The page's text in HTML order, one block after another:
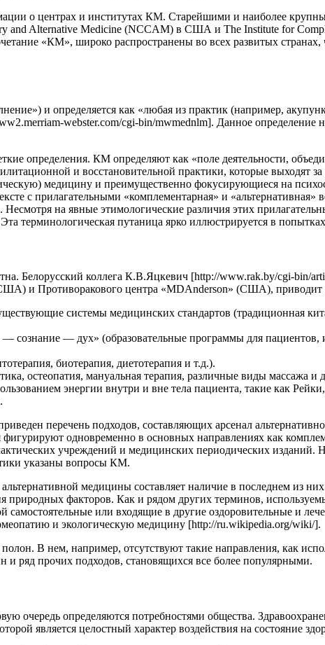
о центрах и институтах КМ. Старейшими и наиболее
and Alternative Medicine (NCCAM) в США и The Institute for
«КМ», широко распространены во всех развитых
и определяется как «любая из практик (например,
webster.com/cgi-bin/mwmednlm]. Данное определение
определения. КМ определяют как «поле деятельности,
и восстановительной практики, которые выходят
медицину и преимущественно фокусирующиеся на
с прилагательными «комплементарная» и «альтернативная»
на явные этимологические различия этих
терминологическая путаница ярко иллюстрируется в
Белорусский коллега К.В.Яцкевич [http://www.rak.by/cgi-bin/
и Противоракового центра «MDAnderson» (США),
системы медицинских стандартов (традиционная
сознание — дух» (образовательные программы для пациентов,
биотерапия, диетотерапия и т.д.).
остеопатия, мануальная терапия, различные виды массажа и
энергии внутри и вне тела пациента, такие как
перечень подходов, составляющих арсенал
одновременно в основных направлениях как
учреждений и медицинских периодических
указаны вопросы КМ.
медицины составляет наличие в последнем из
природных факторов. Как и рядом других терминов,
или входящие в другие оздоровительные и
и экологическую медицину [http://ru.wikipedia.org/wiki/].
В нем, например, отсутствуют такие направления, как
ряд прочих подходов, становящихся все более популярными.
очередь определяются потребностями общества.
является целостный характер воздействия на состояние